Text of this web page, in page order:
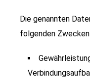
Die genannten
folgenden